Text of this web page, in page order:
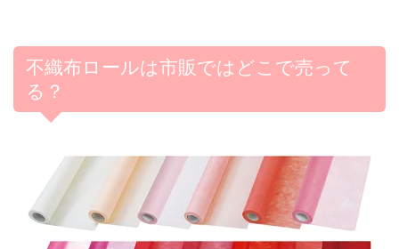
不織布ロールは市販ではどこで売って
る？